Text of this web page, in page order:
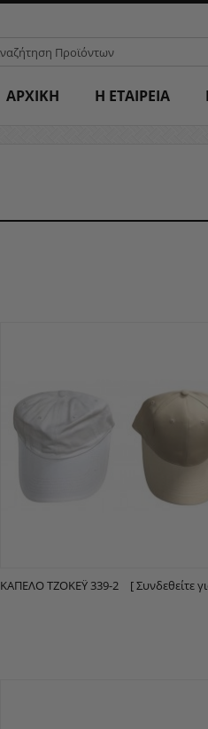
ΑΡΧΙΚΗ H ΕΤΑΙΡΕΙΑ
ΚΑΠΈΛO ΤΖΌΚΕΫ 339-2 [ Συνδεθείτε